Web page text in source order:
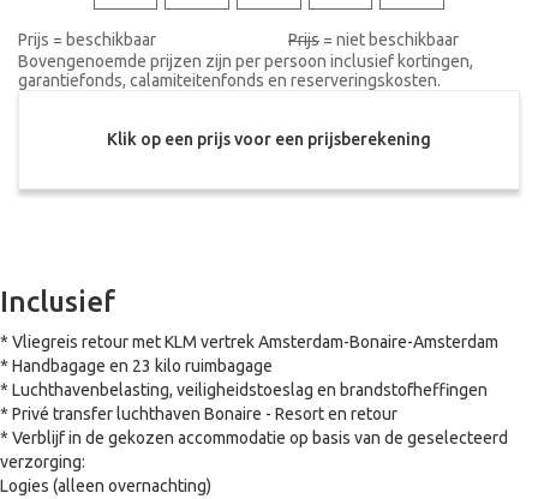
Prijs = beschikbaar Prijs = niet beschikbaar
Bovengenoemde prijzen zijn per persoon inclusief kortingen,
garantiefonds, calamiteitenfonds en reserveringskosten.
Klik op een prijs voor een prijsberekening
Inclusief
* Vliegreis retour met KLM vertrek Amsterdam-Bonaire-Amsterdam
* Handbagage en 23 kilo ruimbagage
* Luchthavenbelasting, veiligheidstoeslag en brandstofheffingen
* Privé transfer luchthaven Bonaire - Resort en retour
* Verblijf in de gekozen accommodatie op basis van de geselecteerd
verzorging:
Logies (alleen overnachting)